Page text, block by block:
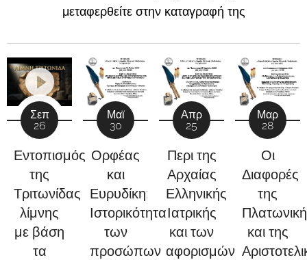
μεταφερθείτε στην καταγραφή της
Σεπ
26
Εντοπισμός
της
Τριτωνίδας
λίμνης
με βάση
τα
Μαϊ
30
Ορφέας
και
Ευρυδίκη:
Ιστορικότητα
των
προσώπων
Απρ
25
Περι της
Αρχαίας
Ελληνικής
Ιατρικής
και των
αφορισμών
Μαρ
28
Οι
Διαφορές
της
και της